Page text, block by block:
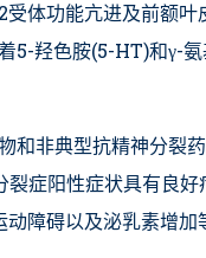
体功能亢进及前额
5-羟色胺(5-HT)和γ-
和非典型抗精神分裂
症阳性症状具有良
障碍以及泌乳素增